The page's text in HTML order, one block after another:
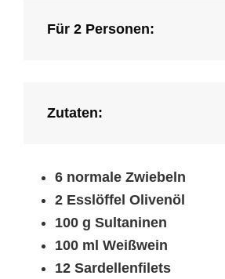
Für 2 Personen:
Zutaten:
6 normale Zwiebeln
2 Esslöffel Olivenöl
100 g Sultaninen
100 ml Weißwein
12 Sardellenfilets